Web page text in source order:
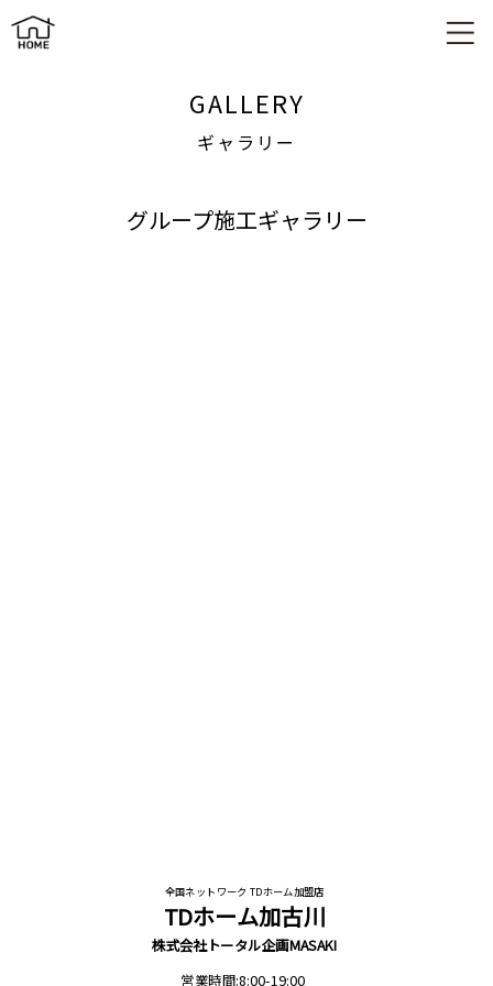
ギャラリー
GALLERY
ギャラリー
グループ施工ギャラリー
全国ネットワーク TDホーム加盟店
TDホーム加古川
株式会社トータル企画MASAKI
営業時間:8:00-19:00